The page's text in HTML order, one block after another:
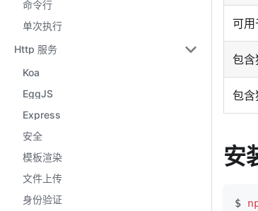
命令行
单次执行
Http 服务
Koa
EggJS
Express
安全
模板渲染
文件上传
身份验证
可用
包含
包含
安
$